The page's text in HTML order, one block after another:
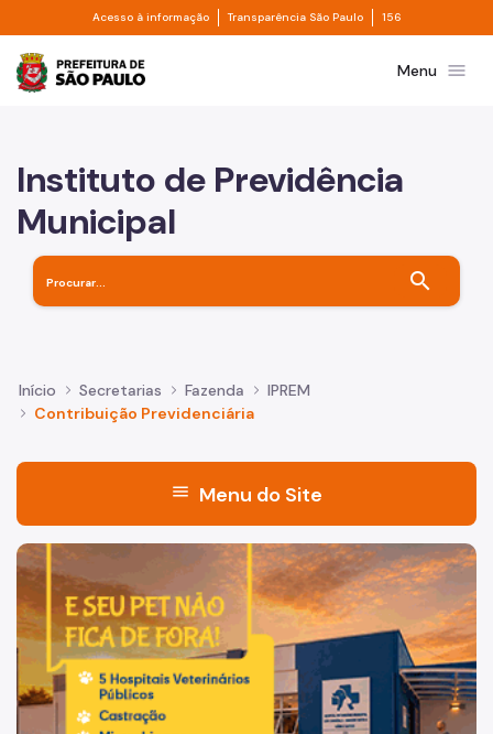
Pular para o Conteúdo principal
Acesso à informação Divisor de acesso à informação
Transparência São Paulo Divisor de
156
Prefeitura de São PauloMenu menu
Instituto de Previdência
Municipal
search
Início Secretarias Fazenda
IPREM
Contribuição Previdenciária
menu Menu do Site
Acesso à Informação
Participação Social
Quadro de Serviços
Quem Somos
Legislação Previdênciária
Imagem de um cachorro caramelo e uma gata rajada,